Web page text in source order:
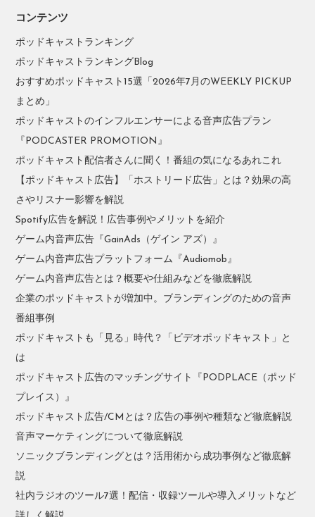
コンテンツ
ポッドキャストランキング
ポッドキャストランキングBlog
おすすめポッドキャスト15選「2026年7月のWEEKLY PICKUP
まとめ」
ポッドキャストのインフルエンサーによる音声広告プラン
『PODCASTER PROMOTION』
ポッドキャスト配信者さんに聞く！番組の気になるあれこれ
【ポッドキャスト広告】「ホストリード広告」とは？効果の高
さやリスナー影響を解説
Spotify広告を解説！広告事例やメリットを紹介
ゲーム内音声広告『GainAds（ゲイン アズ）』
ゲーム内音声広告プラットフォーム『Audiomob』
ゲーム内音声広告とは？概要や仕組みなどを徹底解説
企業のポッドキャストが増加中。ブランディングのための音声
番組事例
ポッドキャストも「見る」時代？「ビデオポッドキャスト」と
は
ポッドキャスト広告のマッチングサイト『PODPLACE（ポッド
プレイス）』
ポッドキャスト広告/CMとは？広告の事例や種類など徹底解説
音声マーケティングについて徹底解説
ソニックブランディングとは？活用術から成功事例など徹底解
説
社内ラジオのツール7選！配信・収録ツールや導入メリットなど